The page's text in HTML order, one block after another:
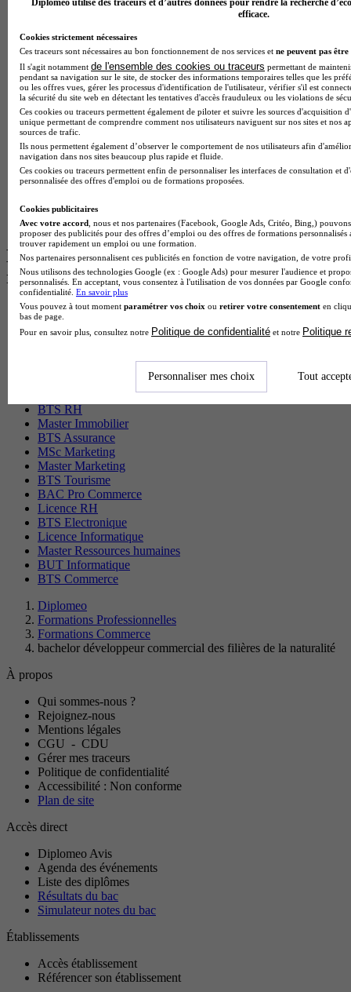
BTS Sp3s en alternance
BTS Ndrc en alternance
BTS Sam en alternance
Cap Fleuriste en alternance
BTS Sio en alternance
MSc Marketing Digital en alternance
BTS Gpme en alternance
Cap Electricien en alternance
BTS Gpn en alternance
BTS Domotique en alternance
BAC Pro Agora en alternance
BTS Sta en alternance
BTS Tpl en alternance
BTS Ati en alternance
Les diplômes par filière les plus
recherchés
CS Sport
Master Sport
MBA Marketing
BTS Communication
BTS RH
Master Immobilier
BTS Assurance
MSc Marketing
Master Marketing
BTS Tourisme
BAC Pro Commerce
Licence RH
BTS Electronique
Licence Informatique
Master Ressources humaines
BUT Informatique
BTS Commerce
Diplomeo
Formations Professionnelles
Formations Commerce
bachelor développeur commercial des filières de la naturalité
À propos
Qui sommes-nous ?
Rejoignez-nous
Mentions légales
CGU - CDU
Gérer mes traceurs
Politique de confidentialité
Accessibilité : Non conforme
Plan de site
Accès direct
Diplomeo Avis
Agenda des événements
Liste des diplômes
Résultats du bac
Simulateur notes du bac
Établissements
Accès établissement
Référencer son établissement
efficace.
Cookies strictement nécessaires
Ces traceurs sont nécessaires au bon fonctionnement de nos services et ne peuvent pas être
Il s'agit notamment de l'ensemble des cookies ou traceurs permettant de
pendant sa navigation sur le site, de stocker des informations temporaires telles que les
ou les offres vues, gérer les processus d'identification de l'utilisateur, vérifier s'il est
la sécurité du site web en détectant les tentatives d'accès frauduleux ou les violations de
Ces cookies ou traceurs permettent également de piloter et suivre les sources d'acquisition
unique permettant de comprendre comment nos utilisateurs naviguent sur nos sites et nos
sources de trafic.
Ils nous permettent également d’observer le comportement de nos utilisateurs afin
navigation dans nos sites beaucoup plus rapide et fluide.
Ces cookies ou traceurs permettent enfin de personnaliser les interfaces de consultation et
personnalisée des offres d'emploi ou de formations proposées.
Cookies publicitaires
Avec votre accord , nous et nos partenaires (Facebook, Google Ads, Critéo, Bing,)
proposer des publicités pour des offres d’emploi ou des offres de formations
trouver rapidement un emploi ou une formation.
Nos partenaires personnalisent ces publicités en fonction de votre navigation, de votre
Nous utilisons des technologies Google (ex : Google Ads) pour mesurer l'audience et
personnalisés. En acceptant, vous consentez à l'utilisation de vos données par Google
confidentialité. En savoir plus
Vous pouvez à tout moment paramétrer vos choix ou retirer votre consentement en
bas de page.
Pour en savoir plus, consultez notre Politique de confidentialité et notre Politique
Personnaliser mes choix Tout